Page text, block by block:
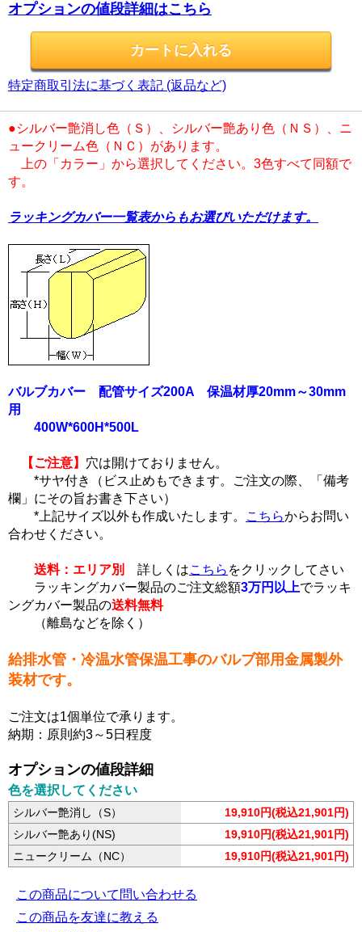
オプションの値段詳細はこちら
特定商取引法に基づく表記 (返品など)
●シルバー艶消し色（Ｓ）、シルバー艶あり色（ＮＳ）、ニ
ュークリーム色（ＮＣ）があります。
上の「カラー」から選択してください。3色すべて同額で
す。
ラッキングカバー一覧表からもお選びいただけます。
バルブカバー 配管サイズ200A 保温材厚20mm～30mm
用
400W*600H*500L
【ご注意】 穴は開けておりません。
*サヤ付き（ビス止めもできます。ご注文の際、「備考
欄」にその旨お書き下さい）
*上記サイズ以外も作成いたします。
こちらからお問い
合わせください。
送料：エリア別 詳しくはこちら をクリックしてさい
ラッキングカバー製品のご注文総額3万円以上でラッキ
ングカバー製品の送料無料
（離島などを除く）
給排水管・冷温水管保温工事のバルブ部用金属製外
装材です。
ご注文は1個単位で承ります。
納期：原則約3～5日程度
オプションの値段詳細
色を選択してください
シルバー艶消し（S）
19,910円(税込21,901円)
シルバー艶あり(NS)
19,910円(税込21,901円)
ニュークリーム（NC）
19,910円(税込21,901円)
この商品について問い合わせる
この商品を友達に教える